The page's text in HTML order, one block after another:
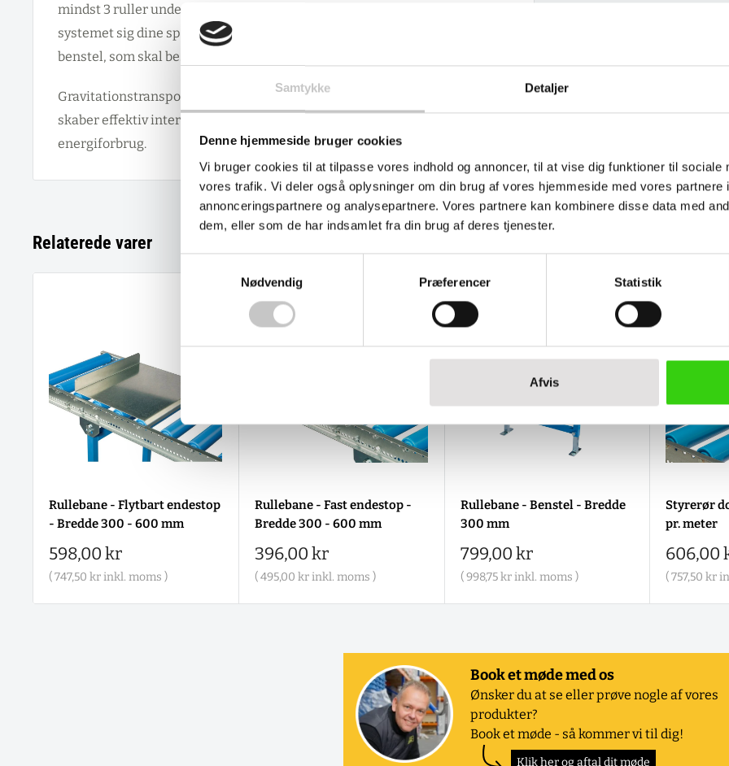
Samtykke Detaljer
Denne hjemmeside bruger cookies
Vi bruger cookies til at tilpasse vores indhold og annoncer, til at vise dig funktioner til sociale
vores trafik. Vi deler også oplysninger om din brug af vores hjemmeside med vores partnere
annonceringspartnere og analysepartnere. Vores partnere kan kombinere disse data med
dem, eller som de har indsamlet fra din brug af deres tjenester.
Nødvendig
Præferencer Statistik
Afvis
mindst 3 ruller under godset og justerbar hældning på 2-5% tilpasser
systemet sig dine specifikke transportbehov. Rullebanen leveres uden
benstel, som skal bestilles separat for maksimal opstillingsfleksibilitet.
Gravitationstransport reducerer løft og bæring for medarbejderne og
skaber effektiv intern logistik i lager- og produktionsmiljøer uden
energiforbrug.
Relaterede varer
Rullebane - Flytbart endestop
- Bredde 300 - 600 mm
Salgspris
598,00 kr
(747,50 krinkl. moms )
Rullebane - Fast endestop -
Bredde 300 - 600 mm
Salgspris
396,00 kr
(495,00 krinkl. moms )
Rullebane - Benstel - Bredde
300 mm
Salgspris
799,00 kr
(998,75 krinkl. moms )
Styrerør
pr. meter
606,00
(757,50 kr
Book et møde med os
Ønsker du at se eller prøve nogle af vores
produkter?
Book et møde - så kommer vi til dig!
Klik her og aftal dit møde